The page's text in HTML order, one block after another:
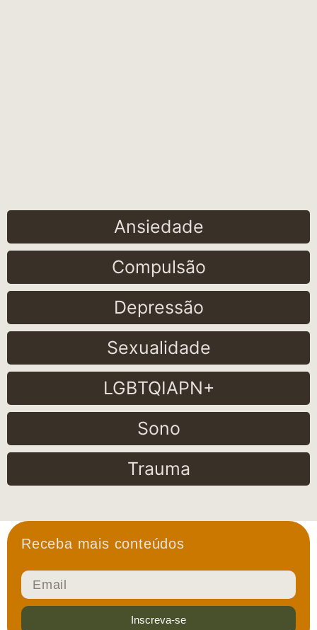
Ansiedade
Compulsão
Depressão
Sexualidade
LGBTQIAPN+
Sono
Trauma
Receba mais conteúdos
Inscreva-se